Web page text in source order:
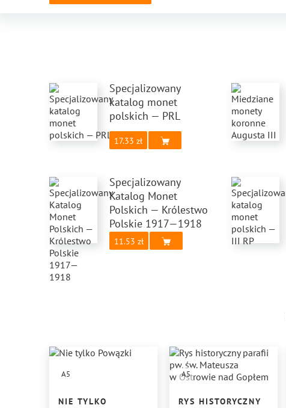
Specjalizowany
katalog monet
polskich — PRL
17.33
Specjalizowany
Katalog Monet
Polskich — Królestwo
Polskie 1917—1918
11.53
A5
NIE TYLKO
A5
RYS HISTORYCZNY